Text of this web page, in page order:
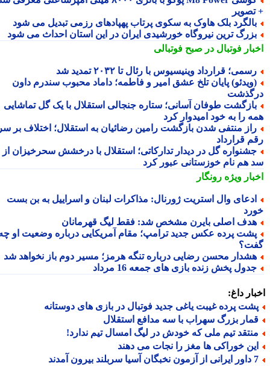
بلک هاوک به سکوی پرتاب پهپادهای رزمی تبدیل می شود
ترین نیروگاه خورشیدی ایران در این استان احداث می شود
فوتبال در صبح فوتبالی
قرارداد وینیسیوس با رئال تا ۲۰۳۲ تمدید شد
پایان تلخ عشق امیر و فاطمه؛ داماد محبوب سندرم داون
طوفان آسانی؛ ستاره جنجالی استقلال با یک گل تماشایی
را به خود امیدوار کرد
منتفی شدن بازگشت رامین رضائیان به استقلال؛ اختلاف بر سر
قرارداد
گل در دیدار تدارکاتی؛ استقلال با درخشش سحرخیزان از
هم نام خوزستانی عبور کرد
ویژهرونگار
وال استریت ژورنال: مذاکرات لبنان و اسراییل به بن بست
اصلی بایرن مشخص شد: فقط لیگ قهرمانان
پرده عکس جدید ترامپ؛ مقام آمریکایی درباره وضعیت او چه
محسن رضایی درباره تنگه هرمز؛ مسیر دوم باز نخواهد شد
پخش زنده بازی های جمعه 16 مرداد
داغ:
پرده غیبت یاغی جدید فوتبال در بازی های دوستانه
بزرگ سهراب با سه مدافع استقلال
تیم ملی که خودش در لیگ امسال تیم ندارد!
خوراکی ها مغز را نجات می دهند